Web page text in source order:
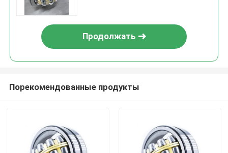
Продолжать
Порекомендованные продукты